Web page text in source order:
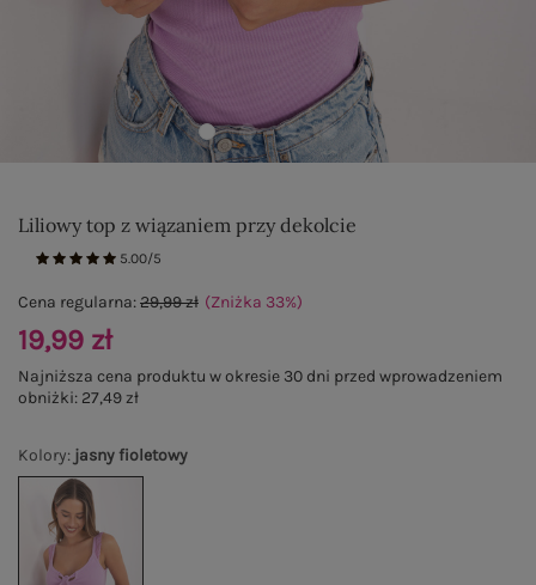
Liliowy top z wiązaniem przy dekolcie
5.00/5
Kolory: jasny fioletowy
Cena regularna:29,99 zł (Zniżka 33%)
19,99 zł
Najniższa cena produktu w okresie 30 dni przed wprowadzeniem
obniżki: 27,49 zł